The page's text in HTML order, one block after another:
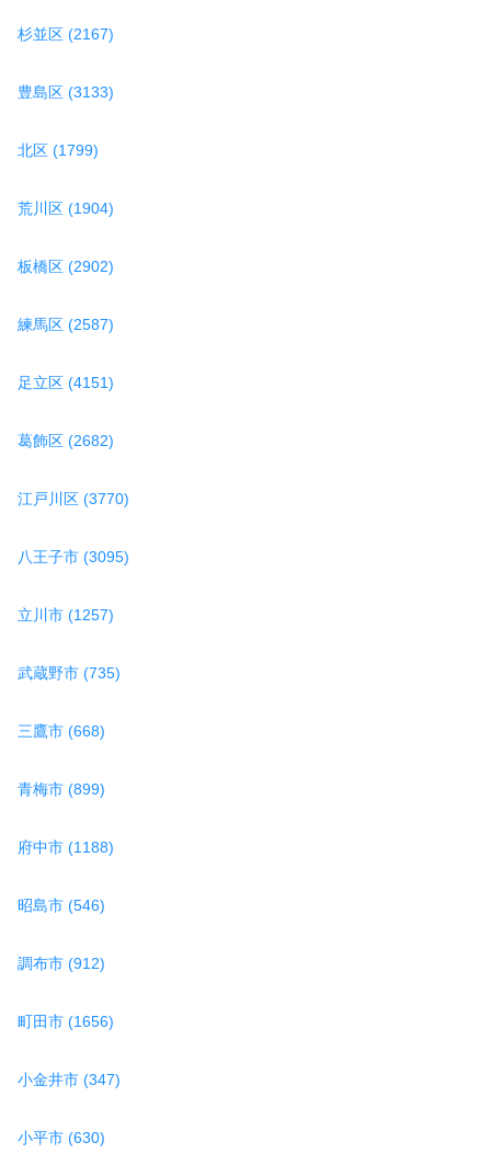
杉並区 (2167)
豊島区 (3133)
北区 (1799)
荒川区 (1904)
板橋区 (2902)
練馬区 (2587)
足立区 (4151)
葛飾区 (2682)
江戸川区 (3770)
八王子市 (3095)
立川市 (1257)
武蔵野市 (735)
三鷹市 (668)
青梅市 (899)
府中市 (1188)
昭島市 (546)
調布市 (912)
町田市 (1656)
小金井市 (347)
小平市 (630)